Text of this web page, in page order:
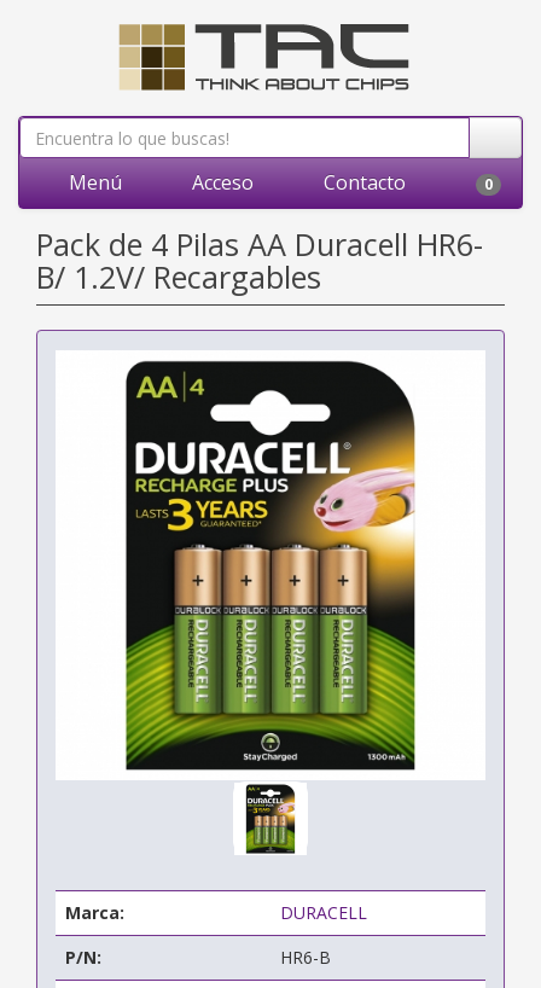
Menú Acceso Contacto 0
Pack de 4 Pilas AA Duracell HR6-
B/ 1.2V/ Recargables
Marca:
DURACELL
P/N:
HR6-B